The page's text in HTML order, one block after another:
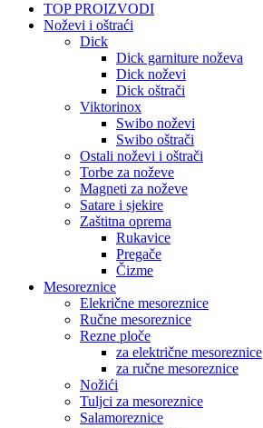
TOP PROIZVODI
Noževi i oštraći
Dick
Dick garniture noževa
Dick noževi
Dick oštrači
Viktorinox
Swibo noževi
Swibo oštrači
Ostali noževi i oštrači
Torbe za noževe
Magneti za noževe
Satare i sjekire
Zaštitna oprema
Rukavice
Pregače
Čizme
Mesoreznice
Elekrične mesoreznice
Ručne mesoreznice
Rezne ploče
za električne mesoreznice
za ručne mesoreznice
Nožići
Tuljci za mesoreznice
Salamoreznice